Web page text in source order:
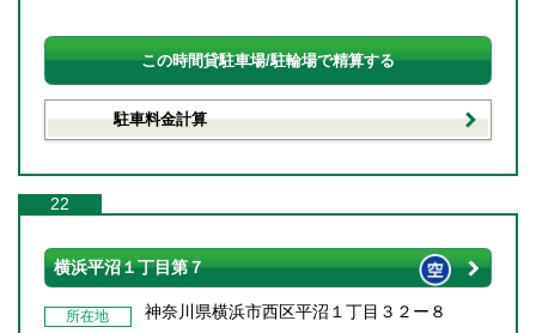
この時間貸駐車場/駐輪場で精算する
駐車料金計算
22
横浜平沼１丁目第７
所在地 神奈川県横浜市西区平沼１丁目３２ー８